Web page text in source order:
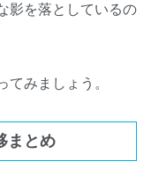
影を落としているの
てみましょう。
まとめ